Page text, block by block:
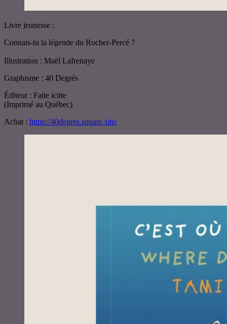
Livre jeunesse :
Connais-tu la légende du Rocher-Percé ?
Illustration : Maël Lafrenaye
Graphisme : 40 Degrés
Éditeur : Faite icitte
(Imprimé au Québec)
Achat : https://40degres.square.site/